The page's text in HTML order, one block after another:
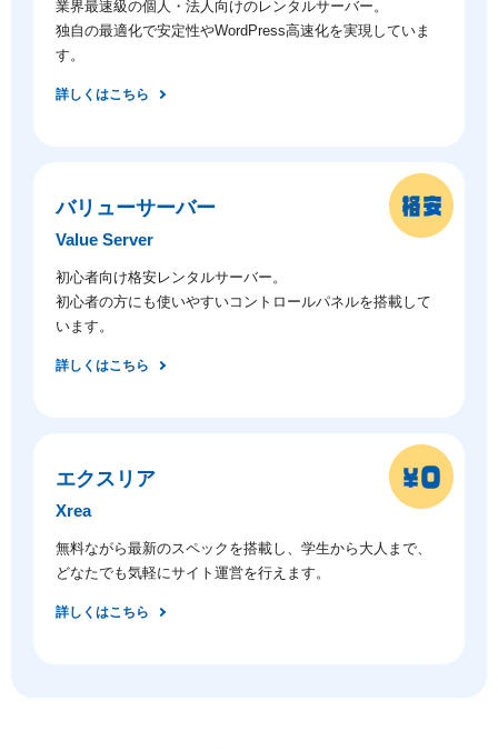
業界最速級の個人・法人向けのレンタルサーバー。
独自の最適化で安定性やWordPress高速化を実現していま
す。
詳しくはこちら
バリューサーバー
Value Server
初心者向け格安レンタルサーバー。
初心者の方にも使いやすいコントロールパネルを搭載して
います。
詳しくはこちら
エクスリア
Xrea
無料ながら最新のスペックを搭載し、学生から大人まで、
どなたでも気軽にサイト運営を行えます。
詳しくはこちら